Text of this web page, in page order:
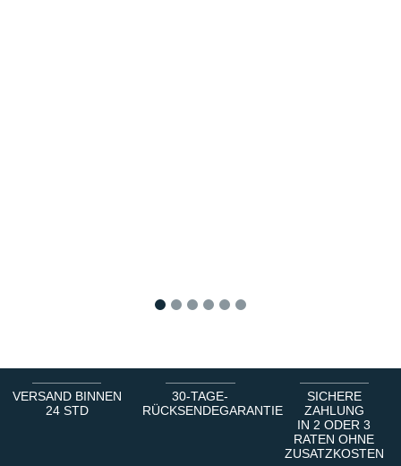
VERSAND BINNEN
24 STD
30-TAGE-
RÜCKSENDEGARANTIE
SICHERE
ZAHLUNG
IN 2 ODER 3
RATEN OHNE
ZUSATZKOSTEN